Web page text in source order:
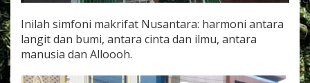
Inilah simfoni makrifat Nusantara: harmoni antara
langit dan bumi, antara cinta dan ilmu, antara
manusia dan Alloooh.